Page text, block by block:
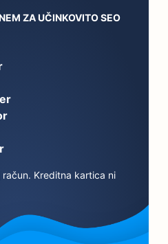
ZA UČINKOVITO SEO
Kreditna kartica ni